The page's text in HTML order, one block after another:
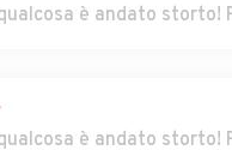
Auto usate San Vito
è andato storto!
è andato storto!